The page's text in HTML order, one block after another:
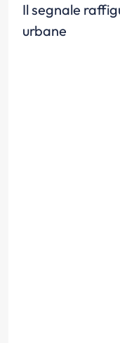
Il segnale
urbane